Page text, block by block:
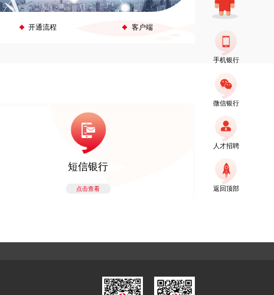
开通流程 客户端
短信银行
点击查看
手机银行
微信银行
人才招聘
返回顶部